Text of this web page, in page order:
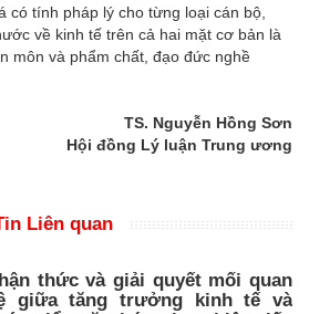
có tính pháp lý cho từng loại cán bộ,
về kinh tế trên cả hai mặt cơ bản là
môn và phẩm chất, đạo đức nghề
TS. Nguyễn Hồng Sơn
Hội đồng Lý luận Trung ương
Liên quan
thức và giải quyết mối quan
giữa tăng trưởng kinh tế và